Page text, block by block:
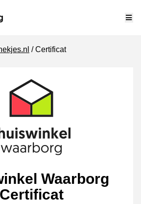
Certificat
Waarborg
Certificat